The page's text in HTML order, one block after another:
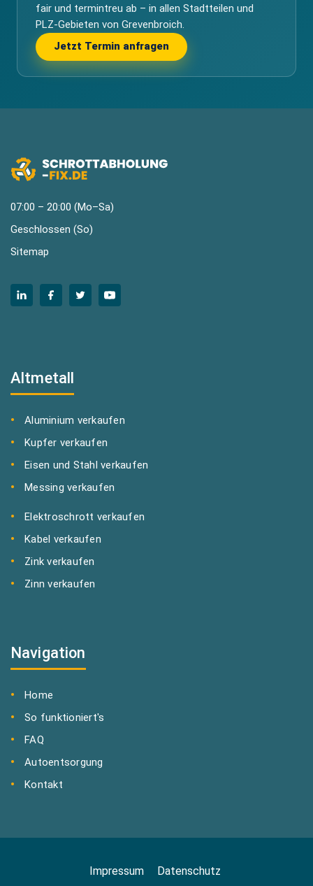
fair und termintreu ab – in allen Stadtteilen und
PLZ-Gebieten von Grevenbroich.
Jetzt Termin anfragen
07:00 – 20:00 (Mo–Sa)
Geschlossen (So)
Sitemap
Altmetall
Aluminium verkaufen
Kupfer verkaufen
Eisen und Stahl verkaufen
Messing verkaufen
Elektroschrott verkaufen
Kabel verkaufen
Zink verkaufen
Zinn verkaufen
Navigation
Home
So funktioniert's
FAQ
Autoentsorgung
Kontakt
Impressum Datenschutz